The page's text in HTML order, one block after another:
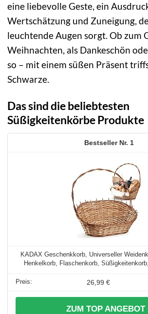
eine liebevolle Geste, ein
Wertschätzung und Zuneigung,
leuchtende Augen sorgt. Ob zum
Weihnachten, als Dankeschön
so – mit einem süßen Präsent
Schwarze.
Das sind die beliebtesten
Süßigkeitenkörbe Produkte
1
KADAX Geschenkkorb, Universeller
Henkelkorb, Flaschenkorb,
26,99 €
ZUM TOP ANGEBOT